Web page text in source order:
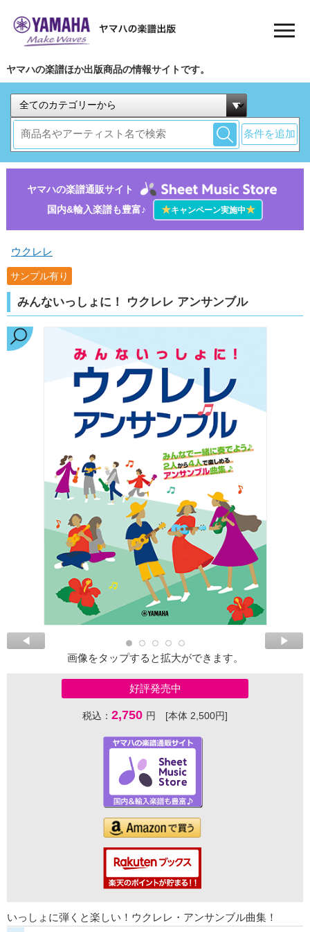
ヤマハの楽譜ほか出版商品の情報サイトです。
条件を追加
ヤマハの楽譜通販サイト
国内&輸入楽譜も豊富♪
★キャンペーン実施中★
ウクレレ
サンプル有り
みんないっしょに！ ウクレレ アンサンブル
画像をタップすると拡大ができます。
好評発売中
税込： 2,750 円 [本体 2,500円]
いっしょに弾くと楽しい！ウクレレ・アンサンブル曲集！